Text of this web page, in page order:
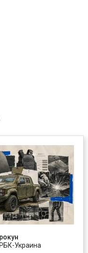
Украина